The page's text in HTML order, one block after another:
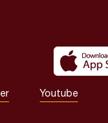
Youtube